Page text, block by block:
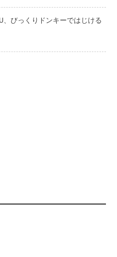
びっくりドンキーではじける